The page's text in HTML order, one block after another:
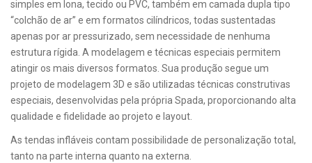
simples em lona, tecido ou PVC, também em camada dupla tipo
“colchão de ar” e em formatos cilíndricos, todas sustentadas
apenas por ar pressurizado, sem necessidade de nenhuma
estrutura rígida. A modelagem e técnicas especiais permitem
atingir os mais diversos formatos. Sua produção segue um
projeto de modelagem 3D e são utilizadas técnicas construtivas
especiais, desenvolvidas pela própria Spada, proporcionando alta
qualidade e fidelidade ao projeto e layout.
As tendas infláveis contam possibilidade de personalização total,
tanto na parte interna quanto na externa.